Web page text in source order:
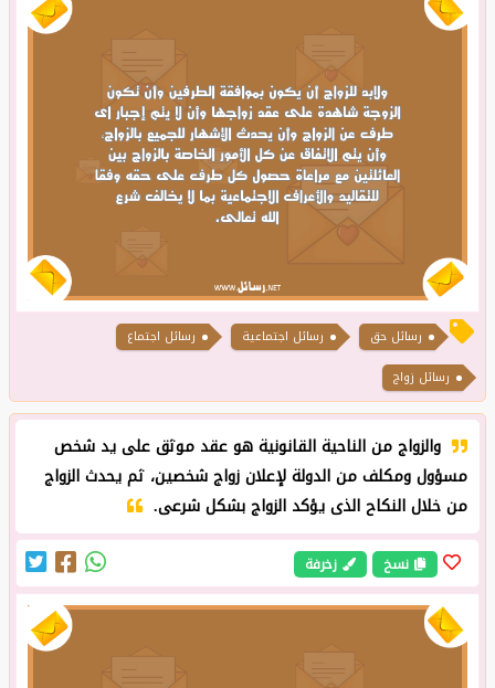
رسائل حق رسائل اجتماعية
رسائل اجتماع
رسائل زواج
والزواج من الناحية القانونية هو عقد موثق على يد شخص
مسؤول ومكلف من الدولة لإعلان زواج شخصين، ثم يحدث الزواج
من خلال النكاح الذى يؤكد الزواج بشكل شرعى.
نسخ زخرفة